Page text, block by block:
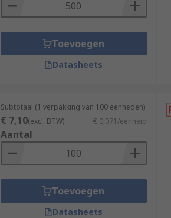
Toevoegen
Datasheets
Subtotaal (1 verpakking van 100 eenheden)
€ 7,10(excl. BTW) € 0,071/eenheid
Aantal
Toevoegen
Datasheets